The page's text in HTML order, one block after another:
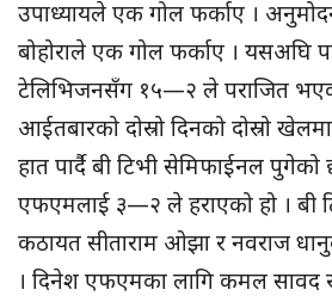
उपाध्यायले एक गोल फर्काए ।
बोहोराले एक गोल फर्काए । यसअघि
टेलिभिजनसँग १५—२ ले पराजित
आईतबारको दोस्रो दिनको दोस्रो
हात पार्दै बी टिभी सेमिफाईनल
एफएमलाई ३—२ ले हराएको हो । बी
कठायत सीताराम ओझा र नवराज
। दिनेश एफएमका लागि कमल